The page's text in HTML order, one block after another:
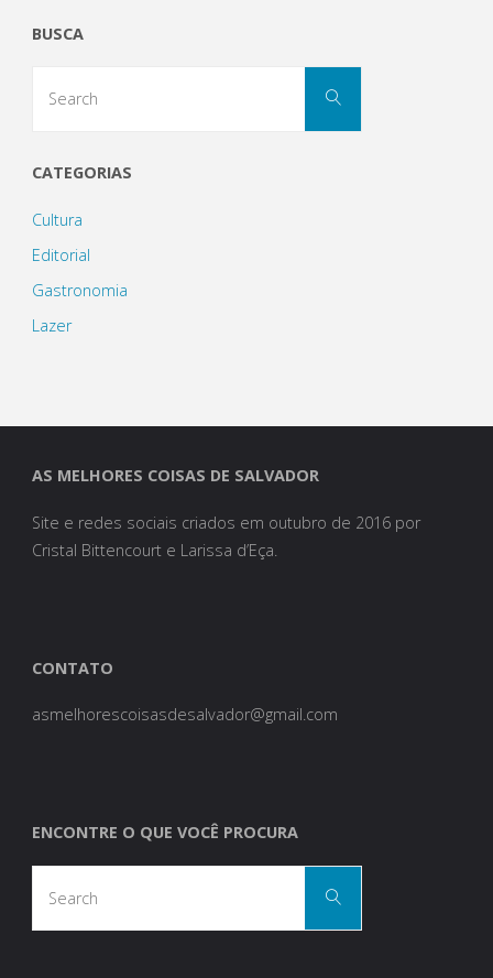
BUSCA
Search
CATEGORIAS
Cultura
Editorial
Gastronomia
Lazer
AS MELHORES COISAS DE SALVADOR
Site e redes sociais criados em outubro de 2016 por
Cristal Bittencourt e Larissa d’Eça.
CONTATO
asmelhorescoisasdesalvador@gmail.com
ENCONTRE O QUE VOCÊ PROCURA
Search